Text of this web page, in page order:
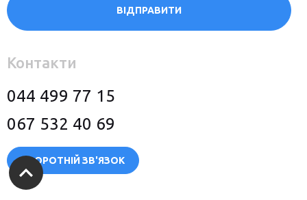
ВІДПРАВИТИ
Контакти
044 499 77 15
067 532 40 69
ЗВОРОТНІЙ ЗВ'ЯЗОК